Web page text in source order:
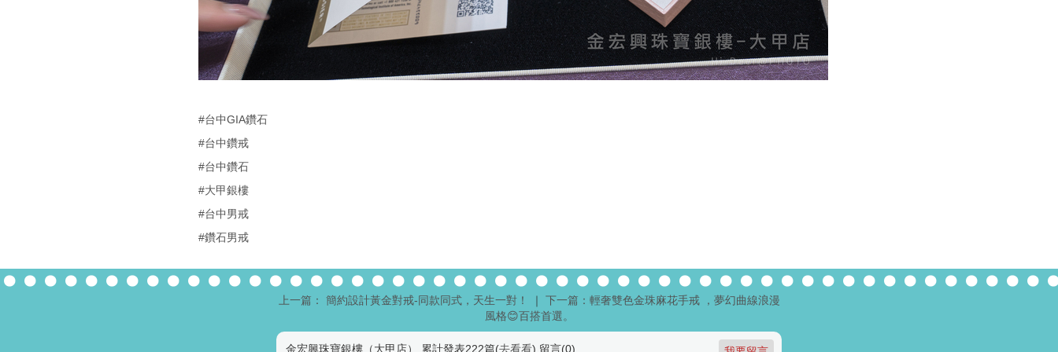
#台中GIA鑽石
#台中鑽戒
#台中鑽石
#大甲銀樓
#台中男戒
#鑽石男戒
上一篇： 簡約設計黃金對戒-同款同式，天生一對！ ｜ 下一篇：輕奢雙色金珠麻花手戒 ，夢幻曲線浪漫
風格😊百搭首選。
金宏興珠寶銀樓（大甲店） 累計發表222篇(去看看) 留言(0)